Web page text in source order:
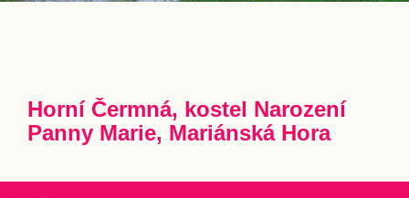
Horní Čermná, kostel Narození
Panny Marie, Mariánská Hora